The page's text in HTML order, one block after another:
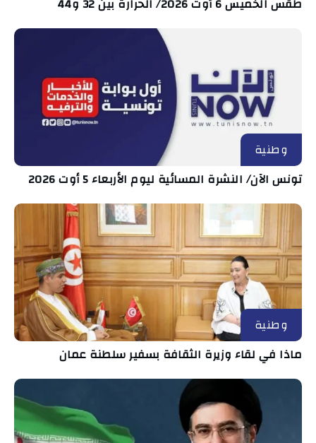
طقس الخميس 6 أوت 2026/ الحرارة بين 32 و44
وطنية
تونس الآن/ النشرة المسائية ليوم الأربعاء 5 أوت 2026
وطنية
ماذا في لقاء وزيرة الثقافة بسفير سلطنة عمان